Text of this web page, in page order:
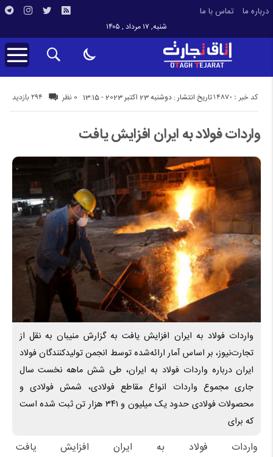
درباره ما تماس با ما
شنبه, ۱۷ مرداد , ۱۴۰۵
تاریخ انتشار : دوشنبه 23 اکتبر 2023 - 13:15 294 بازدید کد خبر : 14870 0 نظر
واردات فولاد به ایران افزایش یافت
واردات فولاد به ایران افزایش یافت به گزارش منیبان به نقل از
تجارت‌نیوز، بر اساس آمار ارائه‌شده توسط انجمن تولیدکنندگان فولاد
ایران درباره واردات فولاد به ایران، طی شش ماهه نخست سال
جاری مجموع واردات انواع مقاطع فولادی، شمش فولادی و
محصولات فولادی حدود یک میلیون و ۳۴۱ هزار تن ثبت شده است
که برای
واردات فولاد به ایران افزایش یافت